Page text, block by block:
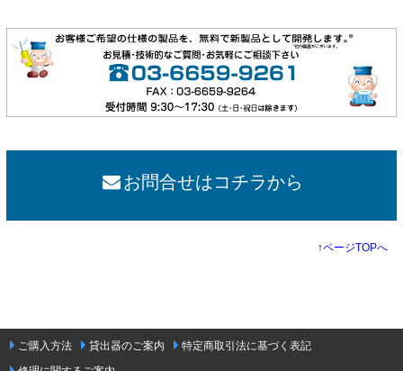
お問合せはコチラから
↑ページTOPへ
ご購入方法 貸出器のご案内
特定商取引法に基づく表記